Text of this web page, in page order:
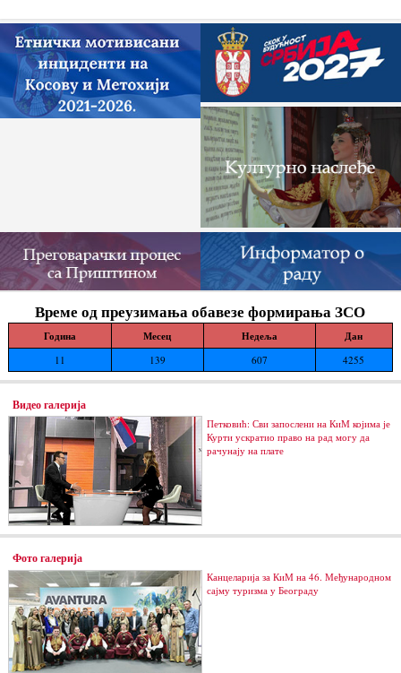
нелегалних грађевинских...
Време од преузимања обавезе формирања ЗСО
Година Месец Недеља Дан
11 139 607 4255
Видео галерија
Петковић: Сви запослени на КиМ којима је
Курти ускратио право на рад могу да
рачунају на плате
Фото галерија
Канцеларија за КиМ на 46. Међународном
сајму туризма у Београду